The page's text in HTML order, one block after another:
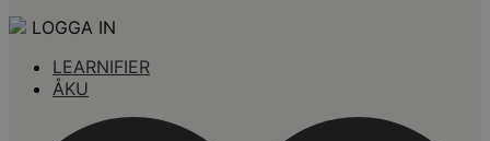
LOGGA IN
LEARNIFIER
ÅKU